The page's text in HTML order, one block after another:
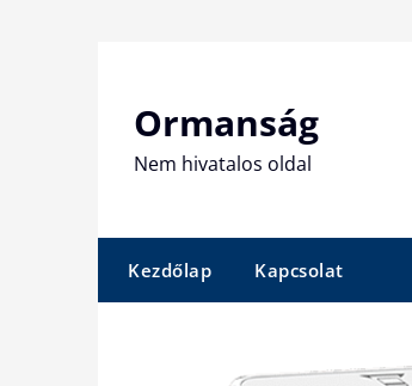
Ormanság
Nem hivatalos oldal
Kezdőlap Kapcsolat